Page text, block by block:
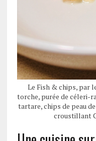
Le Fish & chips, par
torche, purée de céleri-
tartare, chips de peau
croustillant